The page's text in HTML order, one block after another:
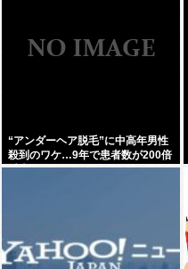
“アンダーヘア脱毛”に中高年男性
殺到のワケ…9年で患者数が200倍
以上